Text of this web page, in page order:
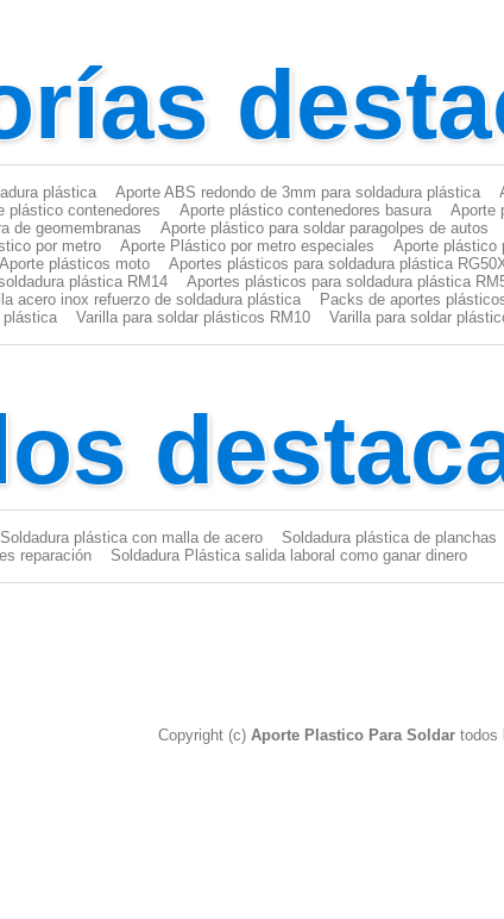
plástica Aporte ABS redondo de 3mm para soldadura plástica
plástico contenedores Aporte plástico contenedores basura Aporte
de geomembranas Aporte plástico para soldar paragolpes de autos
por metro Aporte Plástico por metro especiales Aporte plástico
Aporte plásticos moto Aportes plásticos para soldadura plástica
plástica RM14 Aportes plásticos para soldadura plástica
acero inox refuerzo de soldadura plástica Packs de aportes
plástica Varilla para soldar plásticos RM10 Varilla para soldar
Soldadura plástica con malla de acero Soldadura plástica de planchas
reparación Soldadura Plástica salida laboral como ganar dinero
Copyright (c) Aporte Plastico Para Soldar todos